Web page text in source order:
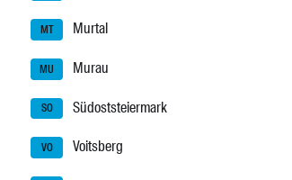
MT Murtal
MU Murau
SO Südoststeiermark
VO Voitsberg